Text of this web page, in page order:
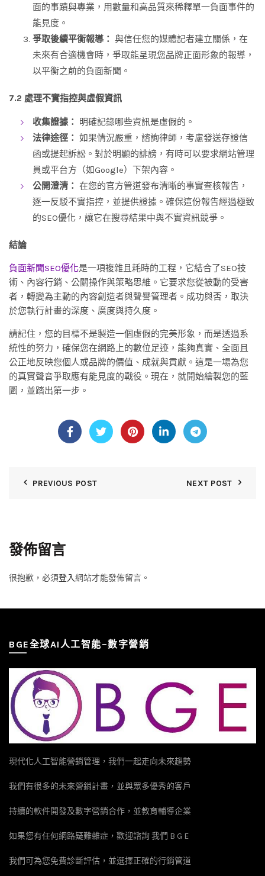
面的事蹟與專業，用數量和高品質來稀釋單一負面事件的
能見度。
爭取後續平衡報導： 與信任您的媒體記者建立關係，在
未來有合適機會時，爭取能呈現您品牌正面形象的報導，
以平衡之前的負面新聞。
7.2 處理不實指控與虛假資訊
收集證據：
明確記錄哪些資訊是虛假的。
法律途徑： 如果情況嚴重，諮詢律師，考慮發送存證信
函或提起訴訟。對於明顯的誹謗，有時可以要求網站管理
員或平台方（如Google）下架內容。
公開澄清： 在您的官方管道發布清晰的事實查核報告，
逐一反駁不實指控，並提供證據。確保這份報告經過極致
的SEO優化，讓它在搜尋結果中與不實資訊競爭。
結論
負面新聞SEO優化是一項複雜且耗時的工程，它結合了SEO技
術、內容行銷、公關操作與策略思維。它要求您從被動的受害
者，轉變為主動的內容創造者與聲譽管理者。成功與否，取決
於您執行計畫的深度、廣度與持久度。
請記住，您的目標不是製造一個虛假的完美形象，而是透過系
統性的努力，確保您在網路上的數位足迹，能夠真實、全面且
公正地反映您個人或品牌的價值、成就與貢獻。這是一場為您
的真實聲音爭取應有能見度的戰役。現在，就開始繪製您的藍
圖，並踏出第一步。
PREVIOUS POST NEXT POST
發佈留言
很抱歉，必須登入網站才能發佈留言。
BGE全球AI人工智能–數字營銷
現代化人工智能營銷管理，我們一起走向未來趨勢
我們有很多的未來營銷計畫，並與眾多優秀的客戶
持續的軟件開發及數字營銷合作，並教育輔導企業
如果您有任何網路疑難雜症，歡迎諮詢 我們 B G E
我們可為您免費診斷評估，並選擇正確的行銷管道